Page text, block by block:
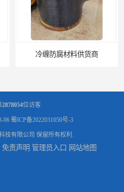
冷缠防腐材料
2878054位访客
06 蜀ICP备2022031050号-3
技有限公司 保留所有权利.
免责声明 管理员入口 网站地图